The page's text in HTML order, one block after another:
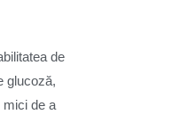
de
glucoză,
mici de a